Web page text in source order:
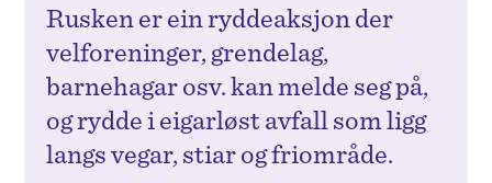
Rusken er ein ryddeaksjon der
velforeninger, grendelag,
barnehagar osv. kan melde seg på,
og rydde i eigarløst avfall som ligg
langs vegar, stiar og friområde.